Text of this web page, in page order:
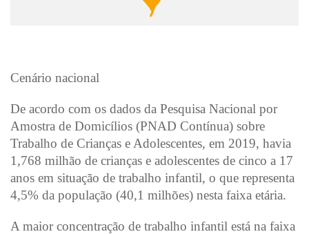
Cenário nacional
De acordo com os dados da Pesquisa Nacional por
Amostra de Domicílios (PNAD Contínua) sobre
Trabalho de Crianças e Adolescentes, em 2019, havia
1,768 milhão de crianças e adolescentes de cinco a 17
anos em situação de trabalho infantil, o que representa
4,5% da população (40,1 milhões) nesta faixa etária.
A maior concentração de trabalho infantil está na faixa